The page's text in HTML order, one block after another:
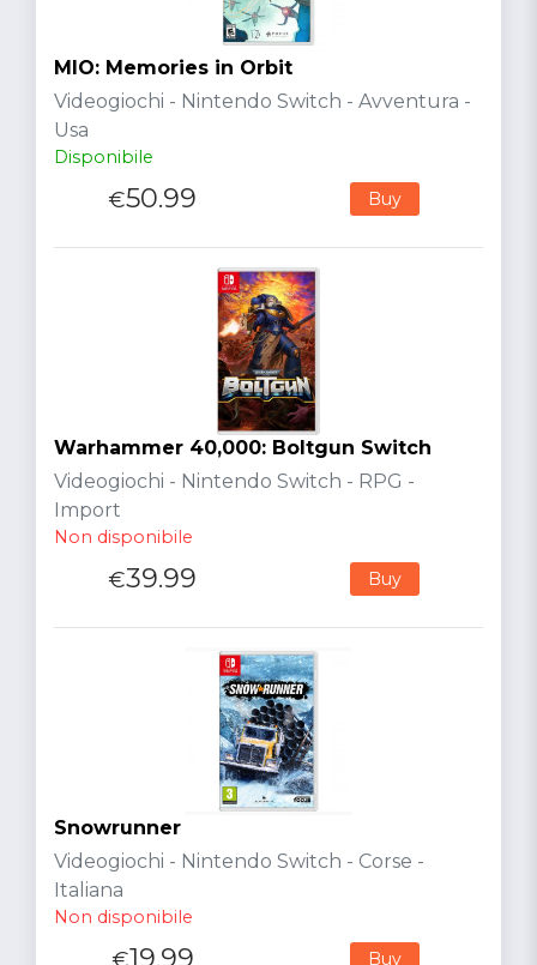
MIO: Memories in Orbit
Videogiochi - Nintendo Switch - Avventura -
Usa
Disponibile
€50.99 Buy
Warhammer 40,000: Boltgun Switch
Videogiochi - Nintendo Switch - RPG -
Import
Non disponibile
€39.99 Buy
Snowrunner
Videogiochi - Nintendo Switch - Corse -
Italiana
Non disponibile
€19.99 Buy